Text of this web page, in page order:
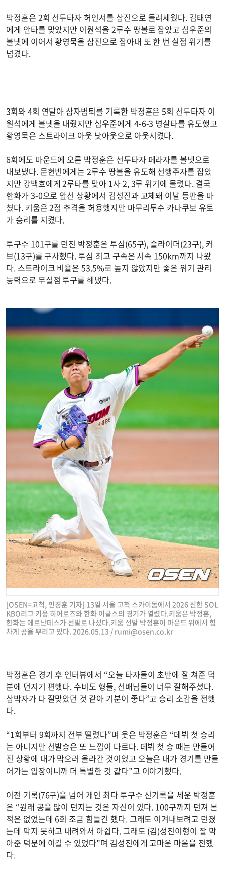
박정훈은 2회 선두타자 허인서를 삼진으로 돌려세웠다. 김태연
에게 안타를 맞았지만 이원석을 2루수 땅볼로 잡았고 심우준의
볼넷에 이어서 황영묵을 삼진으로 잡아내 또 한 번 실점 위기를
넘겼다.
3회와 4회 연달아 삼자범퇴를 기록한 박정훈은 5회 선두타자 이
원석에게 볼넷을 내줬지만 심우준에게 4-6-3 병살타를 유도했고
황영묵은 스트라이크 아웃 낫아웃으로 아웃시켰다.
6회에도 마운드에 오른 박정훈은 선두타자 페라자를 볼넷으로
내보냈다. 문현빈에게는 2루수 땅볼을 유도해 선행주자를 잡았
지만 강백호에게 2루타를 맞아 1사 2, 3루 위기에 몰렸다. 결국
한화가 3-0으로 앞선 상황에서 김성진과 교체돼 이날 등판을 마
쳤다. 키움은 2점 추격을 허용했지만 마무리투수 카나쿠보 유토
가 승리를 지켰다.
투구수 101구를 던진 박정훈은 투심(65구), 슬라이더(23구), 커
브(13구)를 구사했다. 투심 최고 구속은 시속 150km까지 나왔
다. 스트라이크 비율은 53.5%로 높지 않았지만 좋은 위기 관리
능력으로 무실점 투구를 해냈다.
[OSEN=고척, 민경훈 기자] 13일 서울 고척 스카이돔에서 2026 신한 SOL
KBO리그 키움 히어로즈와 한화 이글스의 경기가 열렸다.키움은 박정훈,
한화는 에르난데스가 선발로 나섰다.키움 선발 박정훈이 마운드 위에서 힘
차게 공을 뿌리고 있다. 2026.05.13 / rumi@osen.co.kr
박정훈은 경기 후 인터뷰에서 “오늘 타자들이 초반에 잘 쳐준 덕
분에 던지기 편했다. 수비도 형들, 선배님들이 너무 잘해주셨다.
삼박자가 다 잘맞았던 것 같아 기분이 좋다”고 승리 소감을 전했
다.
“1회부터 9회까지 전부 떨렸다”며 웃은 박정훈은 “데뷔 첫 승리
는 아니지만 선발승은 또 느낌이 다르다. 데뷔 첫 승 때는 만들어
진 상황에 내가 막으러 올라간 것이었고 오늘은 내가 경기를 만들
어가는 입장이니까 더 특별한 것 같다”고 이야기했다.
이전 기록(76구)을 넘어 개인 최다 투구수 신기록을 세운 박정훈
은 “원래 공을 많이 던지는 것은 자신이 있다. 100구까지 던져 본
적은 없었는데 6회 조금 힘들긴 했다. 그래도 이겨내보려고 던졌
는데 막지 못하고 내려와서 아쉽다. 그래도 (김)성진이형이 잘 막
아준 덕분에 이길 수 있었다”며 김성진에게 고마운 마음을 전했
다.